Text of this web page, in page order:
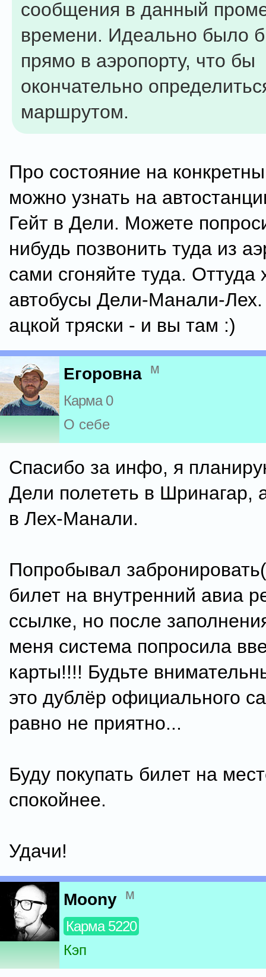
сообщения в данный
времени. Идеально было
прямо в аэропорту, что бы
окончательно
маршрутом.
Про состояние на
можно узнать на
Гейт в Дели. Можете
нибудь позвонить туда из
сами сгоняйте туда. Оттуда
автобусы Дели-Манали-
ацкой тряски - и вы там :)
Егоровна м
Карма 0
О себе
Спасибо за инфо, я
Дели полететь в Шринагар,
в Лех-Манали.
Попробывал
билет на внутренний авиа
ссылке, но после
меня система попросила
карты!!!! Будьте
это дублёр официального
равно не приятно...
Буду покупать билет на
спокойнее.
Удачи!
Moony м
Карма 5220
Кэп